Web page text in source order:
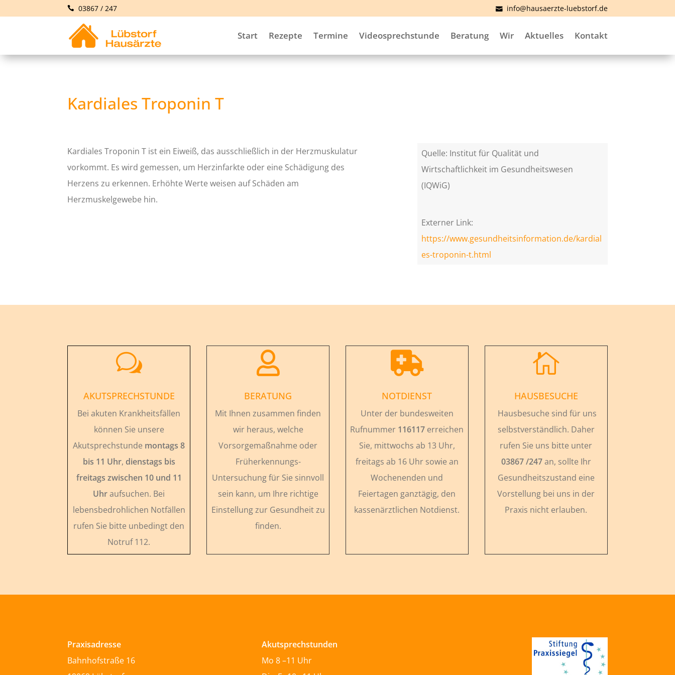
03867 / 247 info@hausaerzte-luebstorf.de
Start Rezepte Termine Videosprechstunde Beratung Wir Aktuelles Kontakt
Kardiales Troponin T
Kardiales Troponin T ist ein Eiweiß, das ausschließlich in der Herzmuskulatur
vorkommt. Es wird gemessen, um Herzinfarkte oder eine Schädigung des
Herzens zu erkennen. Erhöhte Werte weisen auf Schäden am
Herzmuskelgewebe hin.
Quelle: Institut für Qualität und
Wirtschaftlichkeit im Gesundheitswesen
(IQWiG)
Externer Link:
https://www.gesundheitsinformation.de/kardial
es-troponin-t.html
w
AKUTSPRECHSTUNDE
Bei akuten Krankheitsfällen
können Sie unsere
Akutsprechstunde montags 8
bis 11 Uhr, dienstags bis
freitags zwischen 10 und 11
Uhraufsuchen. Bei
lebensbedrohlichen Notfällen
rufen Sie bitte unbedingt den
Notruf 112.

BERATUNG
Mit Ihnen zusammen finden
wir heraus, welche
Vorsorgemaßnahme oder
Früherkennungs-
Untersuchung für Sie sinnvoll
sein kann, um Ihre richtige
Einstellung zur Gesundheit zu
finden.

NOTDIENST
Unter der bundesweiten
Rufnummer 116117 erreichen
Sie, mittwochs ab 13 Uhr,
freitags ab 16 Uhr sowie an
Wochenenden und
Feiertagen ganztägig, den
kassenärztlichen Notdienst.

HAUSBESUCHE
Hausbesuche sind für uns
selbstverständlich. Daher
rufen Sie uns bitte unter
03867 /247an, sollte Ihr
Gesundheitszustand eine
Vorstellung bei uns in der
Praxis nicht erlauben.
Praxisadresse
Bahnhofstraße 16
Akutsprechstunden
Mo 8 –11 Uhr